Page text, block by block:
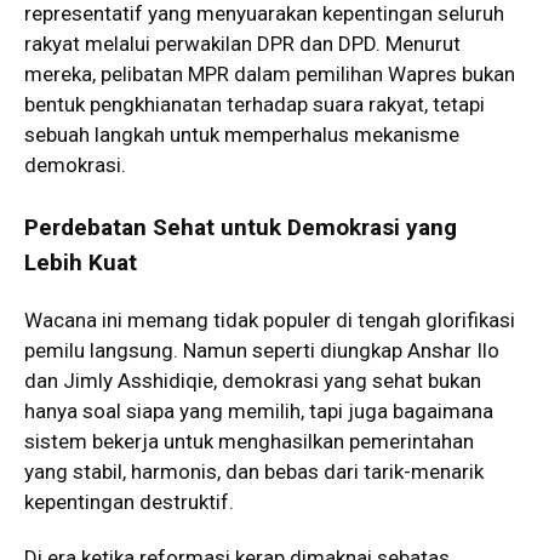
representatif yang menyuarakan kepentingan seluruh
rakyat melalui perwakilan DPR dan DPD. Menurut
mereka, pelibatan MPR dalam pemilihan Wapres bukan
bentuk pengkhianatan terhadap suara rakyat, tetapi
sebuah langkah untuk memperhalus mekanisme
demokrasi.
Perdebatan Sehat untuk Demokrasi yang
Lebih Kuat
Wacana ini memang tidak populer di tengah glorifikasi
pemilu langsung. Namun seperti diungkap Anshar Ilo
dan Jimly Asshidiqie, demokrasi yang sehat bukan
hanya soal siapa yang memilih, tapi juga bagaimana
sistem bekerja untuk menghasilkan pemerintahan
yang stabil, harmonis, dan bebas dari tarik-menarik
kepentingan destruktif.